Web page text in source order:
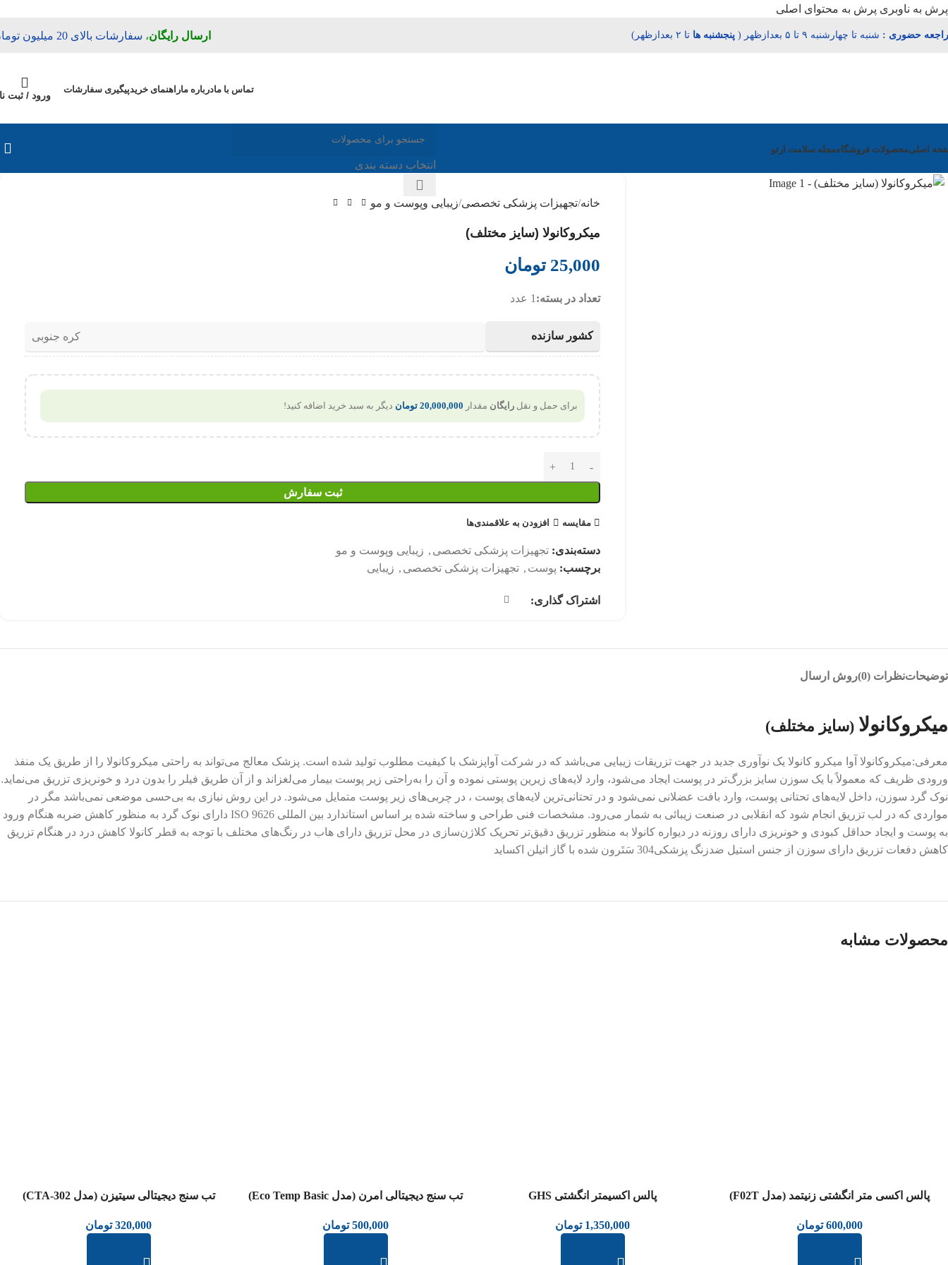
پرش به ناوبری پرش به محتوای اصلی
حضوری : شنبه تا چهارشنبه ۹ تا ۵ بعدازظهر ( پنجشنبه‌ ها تا ۲ بعدازظهر) ارسال رایگان، سفارشات بالای 20 میلیون تومان
تماس با مادرباره ماراهنمای خریدپیگیری سفارشات
ورود / ثبت
اصلیمحصولات فروشگاهمجله سلامت ارتو
انتخاب دسته بندی
خانه تجهیزات پزشکی تخصصی زیبایی وپوست و مو
میکروکانولا (سایز مختلف)
25,000 تومان
تعداد در بسته: 1 عدد
کشور سازنده کره جنوبی
برای حمل و نقل رایگان مقدار 20,000,000 تومان دیگر به سبد خرید اضافه کنید!
ثبت سفارش
مقایسه افزودن به علاقمندی‌ها
دسته‌بندی: تجهیزات پزشکی تخصصی , زیبایی وپوست و مو
برچسب: پوست , تجهیزات پزشکی تخصصی , زیبایی
اشتراک گذاری:
توضیحاتنظرات (0) روش ارسال
میکروکانولا (سایز مختلف)
معرفی:میکروکانولا آوا میکرو کانولا یک نوآوری جدید در جهت تزریقات زیبایی می‌باشد که در شرکت آواپزشک با کیفیت مطلوب تولید شده است. پزشک معالج می‌تواند به راحتی میکروکانولا را از طریق یک منفذ
ورودی ظریف که معمولاً با یک سوزن سایز بزرگ‌تر در پوست ایجاد می‌شود، وارد لایه‌های زیرین پوستی نموده و آن را به‌راحتی زیر پوست بیمار می‌لغزاند و از آن طریق فیلر را بدون درد و خونریزی تزریق می‌نماید.
نوک گرد سوزن، داخل لایه‌های تحتانی پوست، وارد بافت عضلانی نمی‌شود و در تحتانی‌ترین لایه‌های پوست ، در چربی‌های زیر پوست متمایل می‌شود. در این روش نیازی به بی‌حسی موضعی نمی‌باشد مگر در
مواردی که در لب تزریق انجام شود که انقلابی در صنعت زیبائی به شمار می‌رود. مشخصات فنی طراحی و ساخته شده بر اساس استاندارد بین المللی ISO 9626 دارای نوک گرد به منظور کاهش ضربه هنگام ورود
به پوست و ایجاد حداقل کبودی و خونریزی دارای روزنه در دیواره کانولا به منظور تزریق دقیق‌تر تحریک کلاژن‌سازی در محل تزریق دارای هاب در رنگ‌های مختلف با توجه به قطر کانولا کاهش درد در هنگام تزریق
کاهش دفعات تزریق دارای سوزن از جنس استیل ضدزنگ پزشکی304 سَتَرون شده با گاز اتیلن اکساید
محصولات مشابه
پالس اکسی متر انگشتی زنیتمد (مدل F02T)
600,000 تومان
پالس اکسیمتر انگشتی GHS
1,350,000 تومان
تب سنج دیجیتالی امرن (مدل Eco Temp Basic)
500,000 تومان
تب سنج دیجیتالی سیتیزن (مدل CTA-302)
320,000 تومان